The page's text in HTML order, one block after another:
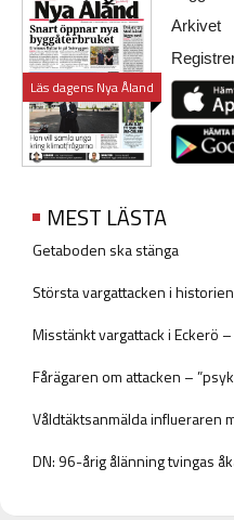
Läs dagens Nya Åland
Arkivet
MEST LÄSTA
Getaboden ska stänga
Största vargattacken i
Misstänkt vargattack i Eckerö
Fårägaren om attacken –
Våldtäktsanmälda influeraren
DN: 96-årig ålänning tvingas